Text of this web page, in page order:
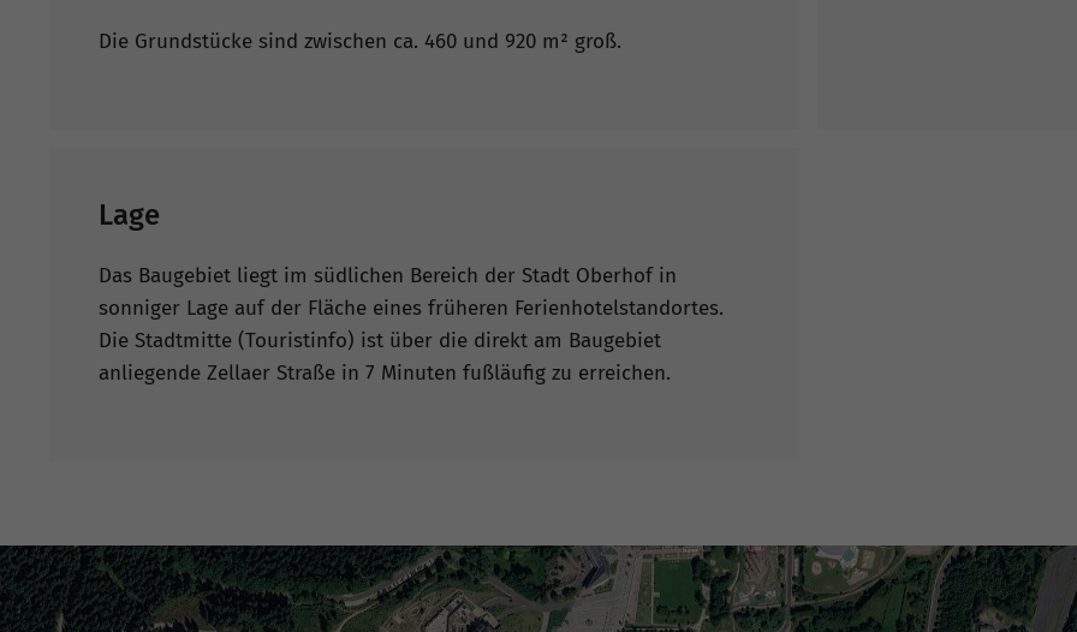
Die Grundstücke sind zwischen ca. 460 und 920 m² groß.
Lage
Das Baugebiet liegt im südlichen Bereich der Stadt Oberhof in
sonniger Lage auf der Fläche eines früheren Ferienhotelstandortes.
Die Stadtmitte (Touristinfo) ist über die direkt am Baugebiet
anliegende Zellaer Straße in 7 Minuten fußläufig zu erreichen.